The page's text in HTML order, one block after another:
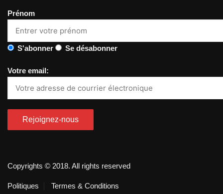
Prénom
S'abonner Se désabonner
Votre email:
Copyrights © 2018. All rights reserved
Politiques Termes & Conditions